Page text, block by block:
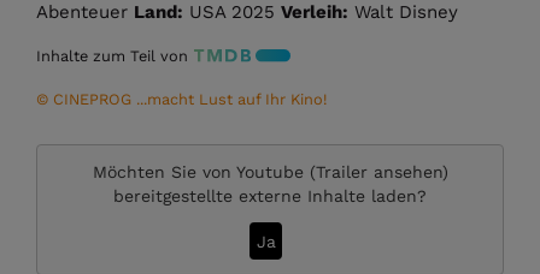
Abenteuer Land: USA 2025 Verleih: Walt Disney
Inhalte zum Teil von
© CINEPROG ...macht Lust auf Ihr Kino!
Möchten Sie von Youtube (Trailer ansehen)
bereitgestellte externe Inhalte laden?
Ja